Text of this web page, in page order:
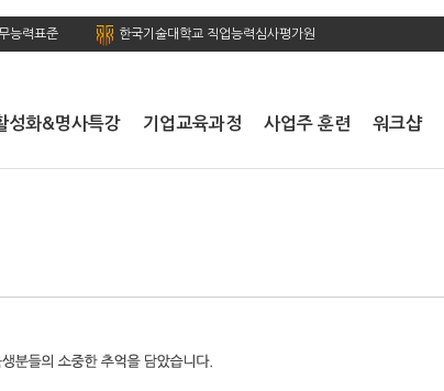
능력표준 한국기술대학교 직업능력심사평가원
성화&명사특강 기업교육과정 사업주 훈련 워크샵